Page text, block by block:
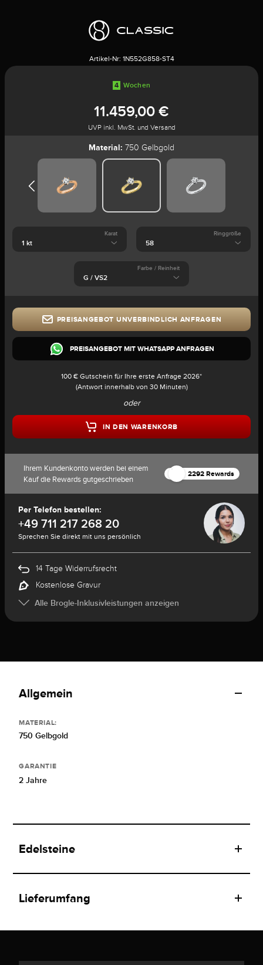
Artikel-Nr: 1N552G858-ST4
4 Wochen
11.459,00 €
UVP inkl. MwSt. und Versand
Material: 750 Gelbgold
Karat Ringgröße
Farbe / Reinheit
PREISANGEBOT UNVERBINDLICH ANFRAGEN
PREISANGEBOT MIT WHATSAPP ANFRAGEN
100 € Gutschein für Ihre erste Anfrage 2026*
(Antwort innerhalb von 30 Minuten)
oder
IN DEN WARENKORB
Ihrem Kundenkonto werden bei einem
Kauf die Rewards gutgeschrieben
2292 Rewards
Per Telefon bestellen:
+49 711 217 268 20
Sprechen Sie direkt mit uns persönlich
14 Tage Widerrufsrecht
Kostenlose Gravur
Alle Brogle-Inklusivleistungen anzeigen
Allgemein
MATERIAL:
750 Gelbgold
GARANTIE
2 Jahre
Edelsteine
Lieferumfang